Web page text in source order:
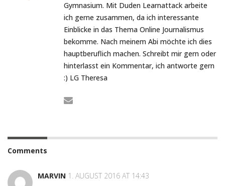
Gymnasium. Mit Duden Learnattack arbeite
ich gerne zusammen, da ich interessante
Einblicke in das Thema Online Journalismus
bekomme. Nach meinem Abi möchte ich dies
hauptberuflich machen. Schreibt mir gern oder
hinterlasst ein Kommentar, ich antworte gern
:) LG Theresa
Comments
MARVIN 1. AUGUST 2016 AT 14:43